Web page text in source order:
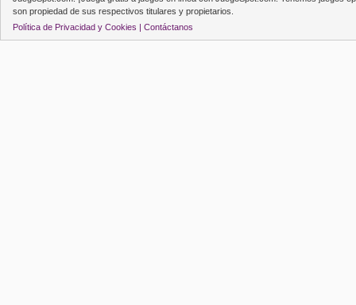
son propiedad de sus respectivos titulares y propietarios.
Política de Privacidad y Cookies | Contáctanos